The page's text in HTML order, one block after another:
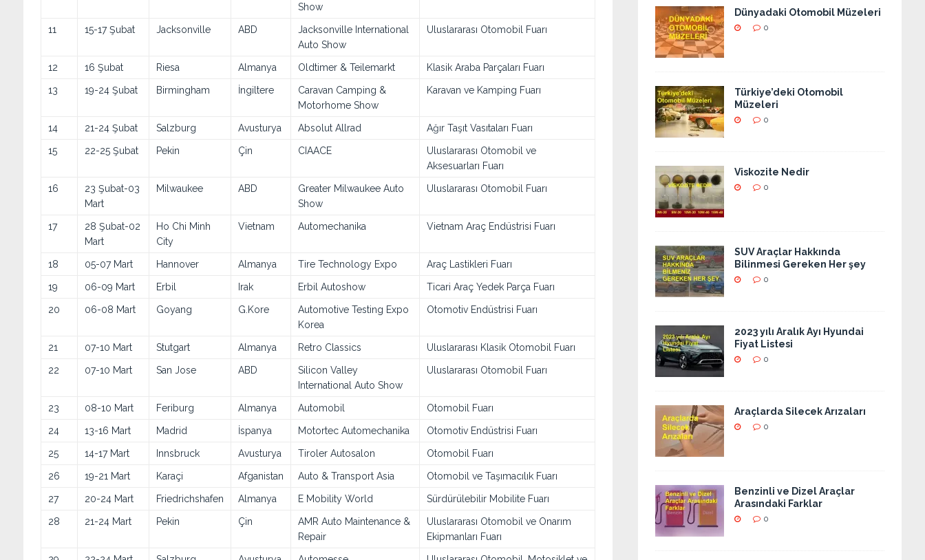
Show
11 15-17 Şubat Jacksonville ABD
Jacksonville International
Auto Show
Uluslararası Otomobil Fuarı
12 16 Şubat Riesa Almanya Oldtimer & Teilemarkt Klasik Araba Parçaları Fuarı
13 19-24 Şubat Birmingham İngiltere
Caravan Camping &
Motorhome Show
Karavan ve Kamping Fuarı
14 21-24 Şubat Salzburg Avusturya Absolut Allrad Ağır Taşıt Vasıtaları Fuarı
15 22-25 Şubat Pekin Çin CIAACE
Uluslararası Otomobil ve
Aksesuarları Fuarı
16
23 Şubat-03
Mart
Milwaukee ABD
Greater Milwaukee Auto
Show
Uluslararası Otomobil Fuarı
17
28 Şubat-02
Mart
Ho Chi Minh
City
Vietnam Automechanika Vietnam Araç Endüstrisi Fuarı
18 05-07 Mart Hannover Almanya Tire Technology Expo Araç Lastikleri Fuarı
19 06-09 Mart Erbil Irak Erbil Autoshow Ticari Araç Yedek Parça Fuarı
20 06-08 Mart Goyang G.Kore
Automotive Testing Expo
Korea
Otomotiv Endüstrisi Fuarı
21 07-10 Mart Stutgart Almanya Retro Classics Uluslararası Klasik Otomobil Fuarı
22 07-10 Mart San Jose ABD
Silicon Valley
International Auto Show
Uluslararası Otomobil Fuarı
23 08-10 Mart Feriburg Almanya Automobil Otomobil Fuarı
24 13-16 Mart Madrid İspanya Motortec Automechanika Otomotiv Endüstrisi Fuarı
25 14-17 Mart Innsbruck Avusturya Tiroler Autosalon Otomobil Fuarı
26 19-21 Mart Karaçi Afganistan Auto & Transport Asia Otomobil ve Taşımacılık Fuarı
27 20-24 Mart Friedrichshafen Almanya E Mobility World Sürdürülebilir Mobilite Fuarı
28 21-24 Mart Pekin Çin
AMR Auto Maintenance &
Repair
Uluslararası Otomobil ve Onarım
Ekipmanları Fuarı
Dünyadaki Otomobil Müzeleri
0
Türkiye’deki Otomobil
Müzeleri
0
Viskozite Nedir
0
SUV Araçlar Hakkında
Bilinmesi Gereken Her şey
0
2023 yılı Aralık Ayı Hyundai
Fiyat Listesi
0
Araçlarda Silecek Arızaları
0
Benzinli ve Dizel Araçlar
Arasındaki Farklar
0